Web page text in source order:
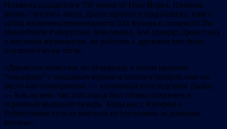
Нэшвилл находится в 750 милях от Нью-Йорка. Начиная
жизнь с чистого листа, Дилан прилетел туда налегке, взяв с
собой мультиинструменталиста Эла Купера и гитариста The
HawksРобби Робертсона. Безусловно, Боб доверял Джонстону
и местным музыкантам, но работать с друзьями ему было
психологически легче.
«Джонстон возил нас по Нэшвиллу в своем красном
“эльдорадо” с откидным верхом и пытался продать нам это
место как ненапряжное, — вспоминал впоследствии Дилан.
— Как по мне, так этот город был словно погружен в
огромный мыльный пузырь. Тогда нас с Купером и
Робертсоном чуть не выгнали из гостиницы за длинные
волосы».